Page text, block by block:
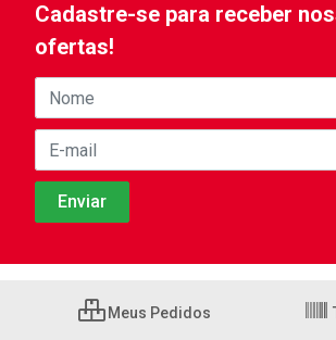
Cadastre-se para receber
ofertas!
Meus Pedidos